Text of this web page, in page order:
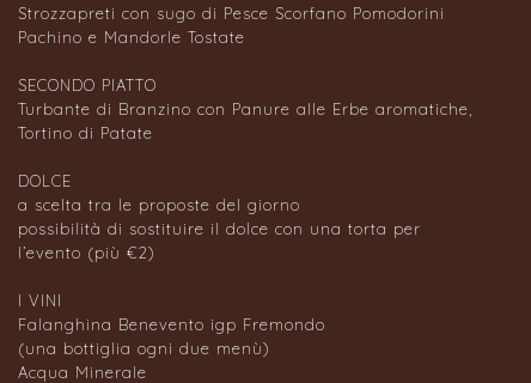
Strozzapreti con sugo di Pesce Scorfano Pomodorini
Pachino e Mandorle Tostate
SECONDO PIATTO
Turbante di Branzino con Panure alle Erbe aromatiche,
Tortino di Patate
DOLCE
a scelta tra le proposte del giorno
possibilità di sostituire il dolce con una torta per
l’evento (più €2)
I VINI
Falanghina Benevento igp Fremondo
(una bottiglia ogni due menù)
Acqua Minerale